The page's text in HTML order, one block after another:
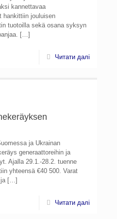
kannettavaa
hankittiin jouluisen
tuotoilla sekä osana syksyn
[…]
Читати далі
ja Ukrainan
generaattoreihin ja
Ajalla 29.1.-28.2. tuenne
yhteensä €40 500. Varat
[…]
Читати далі